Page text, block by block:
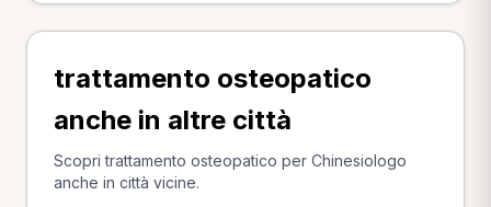
trattamento osteopatico
anche in altre città
Scopri trattamento osteopatico per Chinesiologo
anche in città vicine.